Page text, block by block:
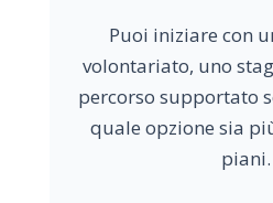
Puoi iniziare con
volontariato, uno
percorso supportato
quale opzione sia
piani.